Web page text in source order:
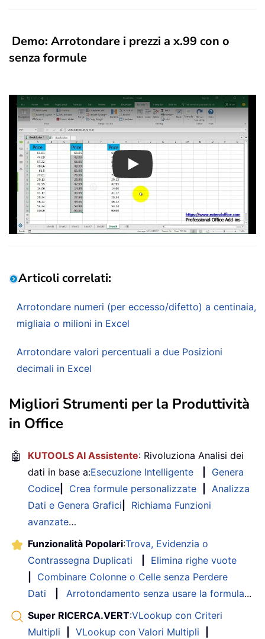
Demo: Arrotondare i prezzi a x.99 con o
senza formule
Play
Articoli correlati:
Arrotondare numeri (per eccesso/difetto) a centinaia,
migliaia o milioni in Excel
Arrotondare valori percentuali a due Posizioni
decimali in Excel
Migliori Strumenti per la Produttività
in Office
🤖 KUTOOLS AI Assistente: Rivoluziona Analisi dei
dati in base a:Esecuzione Intelligente
Genera
Codice
Crea formule personalizzate
Analizza
Dati e Genera Grafici
Richiama Funzioni
avanzate…
Funzionalità Popolari:Trova, Evidenzia o
Contrassegna Duplicati
Elimina righe vuote
Combinare Colonne o Celle senza Perdere
Dati
Arrotondamento senza usare la formula...
Super RICERCA.VERT:VLookup con Criteri
Multipli
VLookup con Valori Multipli